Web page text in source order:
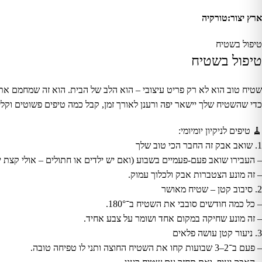
ארץ יצור:טורקיה
טיפול בשטיח
טיפול בשטיח
שטיח טוב הוא לא רק פריט עיצובי – הוא הלב של הבית. הוא זה שמחמם
כדי שהשטיח שלך יישאר יפה ורענן לאורך זמן, קבל כמה טיפים פשוטים
🧹 טיפים לניקיון יומיומי:
1. שואב אבק זה החבר הכי טוב שלך
– העבירו שואב פעם-פעמיים בשבוע (ואם יש ילדים או חתולים – אולי קצת
– זה מונע הצטברות אבק ולכלוך עמוק.
2. סיבוב קטן – שטיח מאושר
– כל כמה חודשים סובבי את השטיח ב־180°.
– זה מונע שחיקה במקום אחד ושומר על צבע אחיד.
3. ניעור קטן עושה פלאים
– פעם ב־2–3 שבועות קחו את השטיח החוצה ותני לו טפיחה טובה.